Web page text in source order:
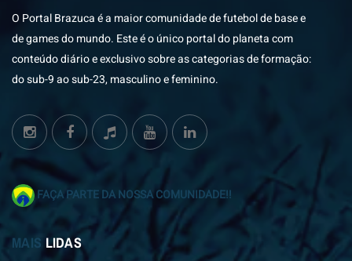
O Portal Brazuca é a maior comunidade de futebol de base e
de games do mundo. Este é o único portal do planeta com
conteúdo diário e exclusivo sobre as categorias de formação:
do sub-9 ao sub-23, masculino e feminino.
FAÇA PARTE DA NOSSA COMUNIDADE!!
MAIS LIDAS